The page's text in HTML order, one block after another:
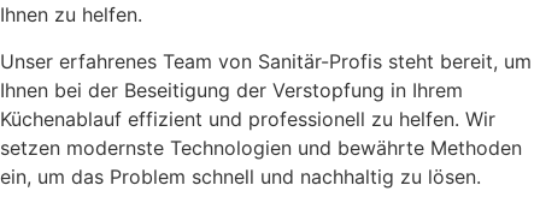
Ihnen zu helfen.
Unser erfahrenes Team von Sanitär-Profis steht bereit, um
Ihnen bei der Beseitigung der Verstopfung in Ihrem
Küchenablauf effizient und professionell zu helfen. Wir
setzen modernste Technologien und bewährte Methoden
ein, um das Problem schnell und nachhaltig zu lösen.